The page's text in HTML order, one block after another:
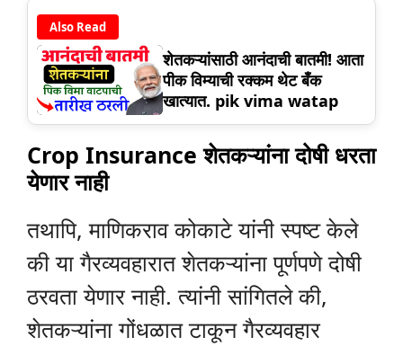
Also Read
शेतकऱ्यांसाठी आनंदाची बातमी! आता
पीक विम्याची रक्कम थेट बँक
खात्यात. pik vima watap
Crop Insurance शेतकऱ्यांना दोषी धरता
येणार नाही
तथापि, माणिकराव कोकाटे यांनी स्पष्ट केले
की या गैरव्यवहारात शेतकऱ्यांना पूर्णपणे दोषी
ठरवता येणार नाही. त्यांनी सांगितले की,
शेतकऱ्यांना गोंधळात टाकून गैरव्यवहार